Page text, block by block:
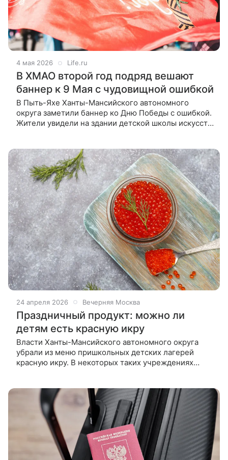
4 мая 2026 Life.ru
В ХМАО второй год подряд вешают
баннер к 9 Мая с чудовищной ошибкой
В Пыть-Яхе Ханты-Мансийского автономного
округа заметили баннер ко Дню Победы с ошибкой.
Жители увидели на здании детской школы искусств
24 апреля 2026 Вечерняя Москва
Праздничный продукт: можно ли
детям есть красную икру
Власти Ханты-Мансийского автономного округа
убрали из меню пришкольных детских лагерей
красную икру. В некоторых таких учреждениях